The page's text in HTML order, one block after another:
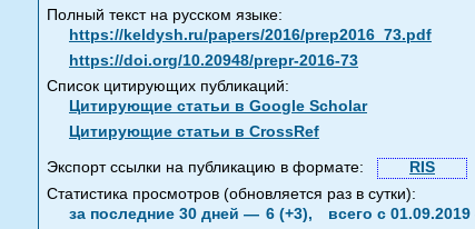
Полный текст на русском языке:
https://keldysh.ru/papers/2016/prep2016_73.pdf
https://doi.org/10.20948/prepr-2016-73
Список цитирующих публикаций:
Цитирующие статьи в Google Scholar
Цитирующие статьи в CrossRef
Экспорт ссылки на публикацию в формате: RIS
Статистика просмотров (обновляется раз в сутки):
за последние 30 дней — 6 (+3), всего с